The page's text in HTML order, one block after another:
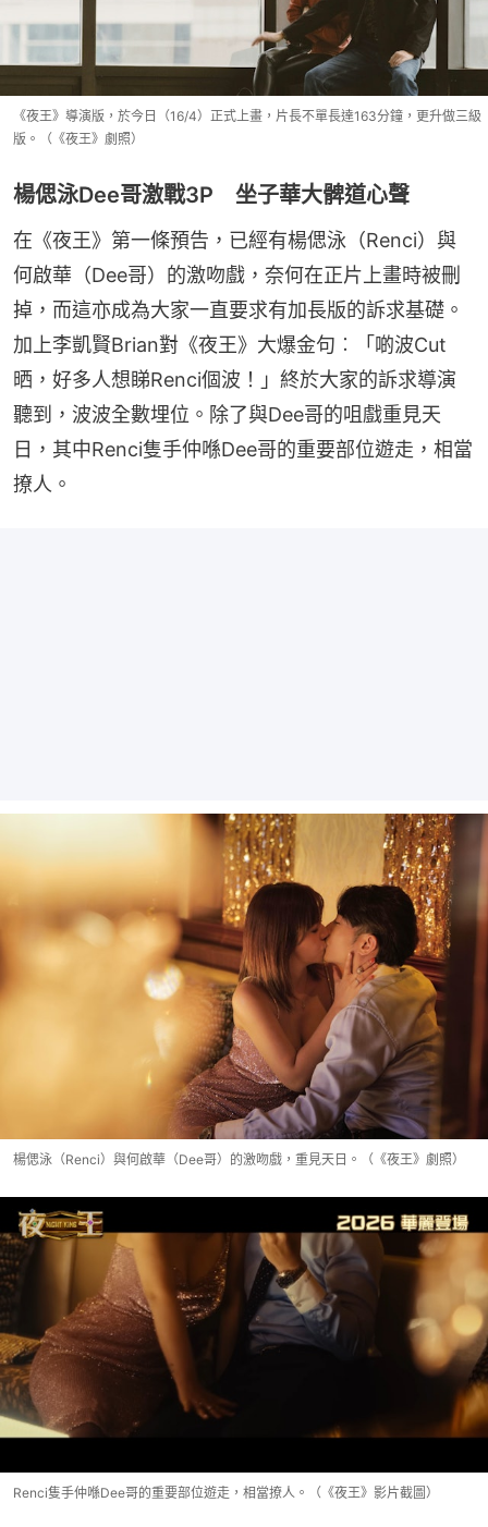
《夜王》導演版，於今日（16/4）正式上畫，片長不單長達163分鐘，更升做三級
版。（《夜王》劇照）
楊偲泳Dee哥激戰3P 坐子華大髀道心聲
在《夜王》第一條預告，已經有楊偲泳（Renci）與
何啟華（Dee哥）的激吻戲，奈何在正片上畫時被刪
掉，而這亦成為大家一直要求有加長版的訴求基礎。
加上李凱賢Brian對《夜王》大爆金句︰「啲波Cut
晒，好多人想睇Renci個波！」終於大家的訴求導演
聽到，波波全數埋位。除了與Dee哥的咀戲重見天
日，其中Renci隻手仲喺Dee哥的重要部位遊走，相當
撩人。
楊偲泳（Renci）與何啟華（Dee哥）的激吻戲，重見天日。（《夜王》劇照）
Renci隻手仲喺Dee哥的重要部位遊走，相當撩人。（《夜王》影片截圖）